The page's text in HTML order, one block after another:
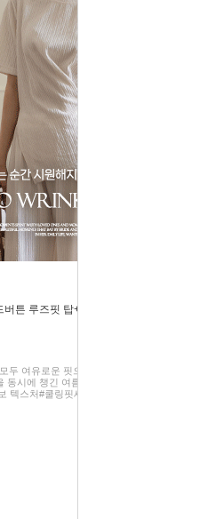
튼 루즈핏 탑+밴딩 와이드팬츠
두 여유로운 핏으로 체형 커버에 탁월하며,
동시에 챙긴 여름맞이 셋업 아이템!#피부에
텍스처#쿨링핏세트